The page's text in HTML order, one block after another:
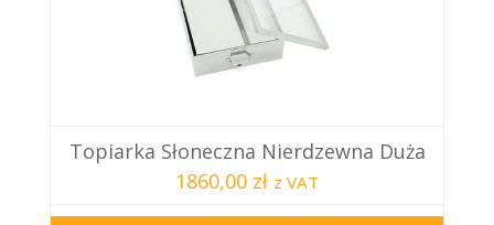
Topiarka Słoneczna Nierdzewna Duża
1860,00 zł z VAT